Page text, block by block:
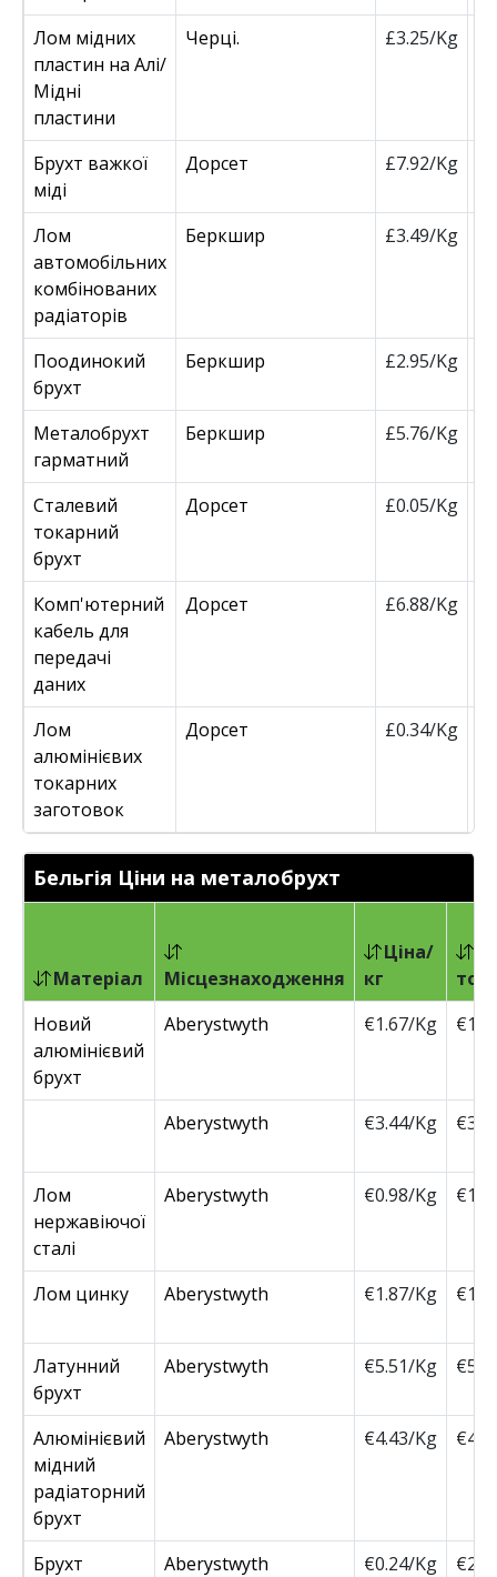
Лом мідних
пластин на Алі/
Мідні
пластини
Черці. £3.25/Kg
Брухт важкої
міді
Дорсет £7.92/Kg
Лом
автомобільних
комбінованих
радіаторів
Беркшир £3.49/Kg
Поодинокий
брухт
Беркшир £2.95/Kg
Металобрухт
гарматний
Беркшир £5.76/Kg
Сталевий
токарний
брухт
Дорсет £0.05/Kg
Комп'ютерний
кабель для
передачі
даних
Дорсет £6.88/Kg
Лом
алюмінієвих
токарних
заготовок
Дорсет £0.34/Kg
Бельгія Ціни на металобрухт
Матеріал Місцезнаходження
Ціна/
кг
Новий
алюмінієвий
брухт
Aberystwyth €1.67/Kg
Aberystwyth €3.44/Kg
Лом
нержавіючої
сталі
Aberystwyth €0.98/Kg
Лом цинку Aberystwyth €1.87/Kg
Латунний
брухт
Aberystwyth €5.51/Kg
Алюмінієвий
мідний
радіаторний
брухт
Aberystwyth €4.43/Kg
Брухт Aberystwyth €0.24/Kg